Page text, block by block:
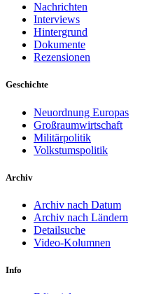
Nachrichten
Interviews
Hintergrund
Dokumente
Rezensionen
Geschichte
Neuordnung Europas
Großraumwirtschaft
Militärpolitik
Volkstumspolitik
Archiv
Archiv nach Datum
Archiv nach Ländern
Detailsuche
Video-Kolumnen
Info